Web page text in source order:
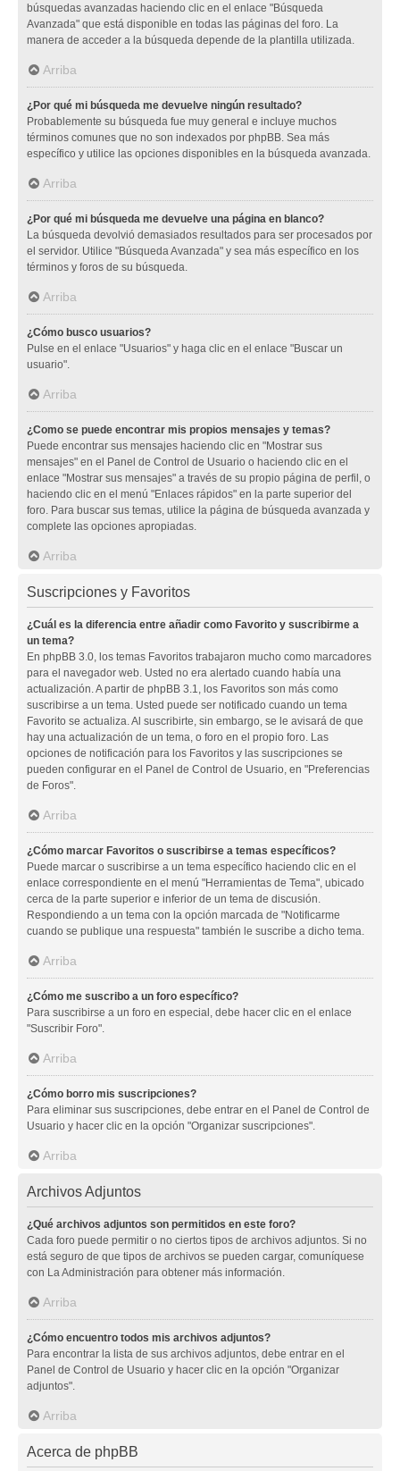
búsquedas avanzadas haciendo clic en el enlace "Búsqueda
Avanzada" que está disponible en todas las páginas del foro. La
manera de acceder a la búsqueda depende de la plantilla utilizada.
Arriba
¿Por qué mi búsqueda me devuelve ningún resultado?
Probablemente su búsqueda fue muy general e incluye muchos
términos comunes que no son indexados por phpBB. Sea más
específico y utilice las opciones disponibles en la búsqueda avanzada.
Arriba
¿Por qué mi búsqueda me devuelve una página en blanco?
La búsqueda devolvió demasiados resultados para ser procesados por
el servidor. Utilice "Búsqueda Avanzada" y sea más específico en los
términos y foros de su búsqueda.
Arriba
¿Cómo busco usuarios?
Pulse en el enlace "Usuarios" y haga clic en el enlace "Buscar un
usuario".
Arriba
¿Como se puede encontrar mis propios mensajes y temas?
Puede encontrar sus mensajes haciendo clic en "Mostrar sus
mensajes" en el Panel de Control de Usuario o haciendo clic en el
enlace "Mostrar sus mensajes" a través de su propio página de perfil, o
haciendo clic en el menú "Enlaces rápidos" en la parte superior del
foro. Para buscar sus temas, utilice la página de búsqueda avanzada y
complete las opciones apropiadas.
Arriba
Suscripciones y Favoritos
¿Cuál es la diferencia entre añadir como Favorito y suscribirme a
un tema?
En phpBB 3.0, los temas Favoritos trabajaron mucho como marcadores
para el navegador web. Usted no era alertado cuando había una
actualización. A partir de phpBB 3.1, los Favoritos son más como
suscribirse a un tema. Usted puede ser notificado cuando un tema
Favorito se actualiza. Al suscribirte, sin embargo, se le avisará de que
hay una actualización de un tema, o foro en el propio foro. Las
opciones de notificación para los Favoritos y las suscripciones se
pueden configurar en el Panel de Control de Usuario, en "Preferencias
de Foros".
Arriba
¿Cómo marcar Favoritos o suscribirse a temas específicos?
Puede marcar o suscribirse a un tema específico haciendo clic en el
enlace correspondiente en el menú "Herramientas de Tema", ubicado
cerca de la parte superior e inferior de un tema de discusión.
Respondiendo a un tema con la opción marcada de "Notificarme
cuando se publique una respuesta" también le suscribe a dicho tema.
Arriba
¿Cómo me suscribo a un foro específico?
Para suscribirse a un foro en especial, debe hacer clic en el enlace
"Suscribir Foro".
Arriba
¿Cómo borro mis suscripciones?
Para eliminar sus suscripciones, debe entrar en el Panel de Control de
Usuario y hacer clic en la opción "Organizar suscripciones".
Arriba
Archivos Adjuntos
¿Qué archivos adjuntos son permitidos en este foro?
Cada foro puede permitir o no ciertos tipos de archivos adjuntos. Si no
está seguro de que tipos de archivos se pueden cargar, comuníquese
con La Administración para obtener más información.
Arriba
¿Cómo encuentro todos mis archivos adjuntos?
Para encontrar la lista de sus archivos adjuntos, debe entrar en el
Panel de Control de Usuario y hacer clic en la opción "Organizar
adjuntos".
Arriba
Acerca de phpBB